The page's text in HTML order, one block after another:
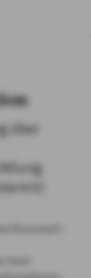
über